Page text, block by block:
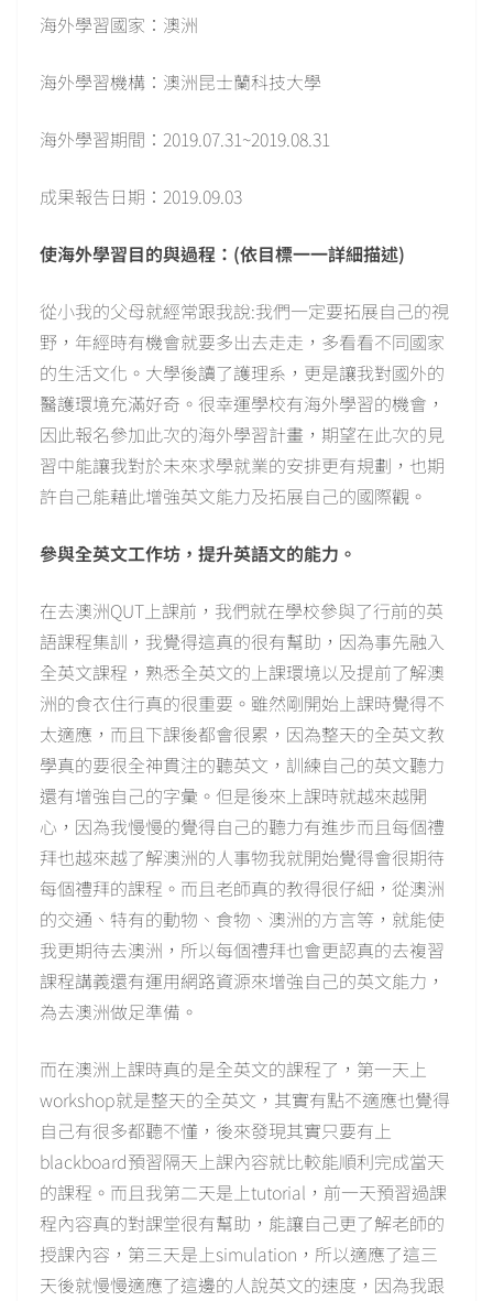
海外學習國家：澳洲
海外學習機構：澳洲昆士蘭科技大學
海外學習期間：2019.07.31~2019.08.31
成果報告日期：2019.09.03
使海外學習目的與過程：(依目標一一詳細描述)
從小我的父母就經常跟我說:我們一定要拓展自己的視
野，年經時有機會就要多出去走走，多看看不同國家
的生活文化。大學後讀了護理系，更是讓我對國外的
醫護環境充滿好奇。很幸運學校有海外學習的機會，
因此報名參加此次的海外學習計畫，期望在此次的見
習中能讓我對於未來求學就業的安排更有規劃，也期
許自己能藉此增強英文能力及拓展自己的國際觀。
參與全英文工作坊，提升英語文的能力。
在去澳洲QUT上課前，我們就在學校參與了行前的英
語課程集訓，我覺得這真的很有幫助，因為事先融入
全英文課程，熟悉全英文的上課環境以及提前了解澳
洲的食衣住行真的很重要。雖然剛開始上課時覺得不
太適應，而且下課後都會很累，因為整天的全英文教
學真的要很全神貫注的聽英文，訓練自己的英文聽力
還有增強自己的字彙。但是後來上課時就越來越開
心，因為我慢慢的覺得自己的聽力有進步而且每個禮
拜也越來越了解澳洲的人事物我就開始覺得會很期待
每個禮拜的課程。而且老師真的教得很仔細，從澳洲
的交通、特有的動物、食物、澳洲的方言等，就能使
我更期待去澳洲，所以每個禮拜也會更認真的去複習
課程講義還有運用網路資源來增強自己的英文能力，
為去澳洲做足準備。
而在澳洲上課時真的是全英文的課程了，第一天上
workshop就是整天的全英文，其實有點不適應也覺得
自己有很多都聽不懂，後來發現其實只要有上
blackboard預習隔天上課內容就比較能順利完成當天
的課程。而且我第二天是上tutorial，前一天預習過課
程內容真的對課堂很有幫助，能讓自己更了解老師的
授課內容，第三天是上simulation，所以適應了這三
天後就慢慢適應了這邊的人說英文的速度，因為我跟